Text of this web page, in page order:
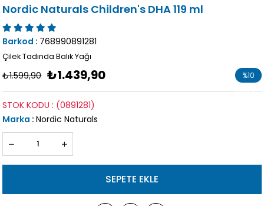
Nordic Naturals Children's DHA 119 ml
Barkod : 768990891281
Çilek Tadında Balık Yağı
₺1.599,90 ₺1.439,90 %10
İndirim
(0891281)
STOK KODU
Marka : Nordic Naturals